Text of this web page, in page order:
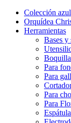
Colección
Orquídea
Herramientas
Bases y
Para
Para
Para
Para